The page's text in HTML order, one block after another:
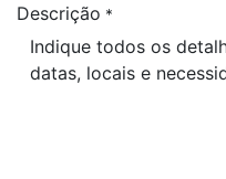
Descrição *